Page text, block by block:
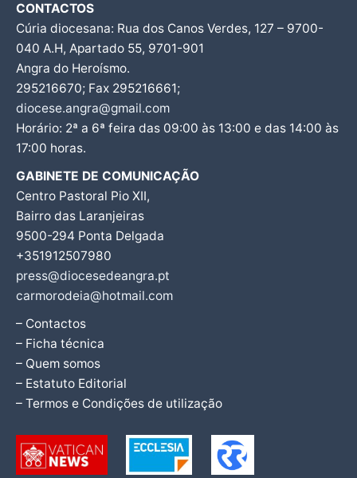
CONTACTOS
Cúria diocesana: Rua dos Canos Verdes, 127 – 9700-
040 A.H, Apartado 55, 9701-901
Angra do Heroísmo.
295216670; Fax 295216661;
diocese.angra@gmail.com
Horário: 2ª a 6ª feira das 09:00 às 13:00 e das 14:00 às
17:00 horas.
GABINETE DE COMUNICAÇÃO
Centro Pastoral Pio XII,
Bairro das Laranjeiras
9500-294 Ponta Delgada
+351912507980
press@diocesedeangra.pt
carmorodeia@hotmail.com
– Contactos
– Ficha técnica
– Quem somos
– Estatuto Editorial
– Termos e Condições de utilização